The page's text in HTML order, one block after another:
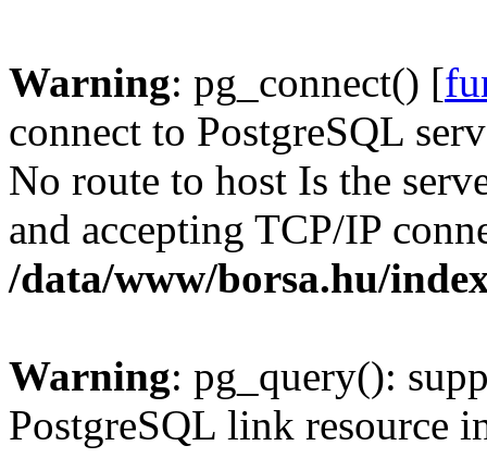
Warning: pg_connect() [
connect to PostgreSQL
No route to host Is the
and accepting TCP/IP
/data/www/borsa.hu/
Warning: pg_query():
PostgreSQL link resource